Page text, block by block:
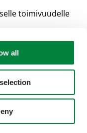
all
toimivuudelle
tehdyt